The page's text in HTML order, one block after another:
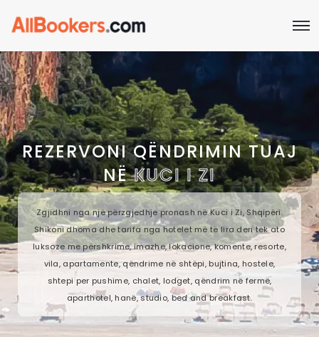
REZERVONI QËNDRIMIN TUAJ
NËKUCI I ZI
Zgjidhni nga një përzgjedhje pronash në Kuci i Zi, Shqipëri.
Shikoni dhoma dhe tarifa nga hotelet më të lira deri tek ato
luksoze me përshkrime, imazhe, lokacione, komente, resorte,
vila, apartamente, qëndrime në shtëpi, bujtina, hostele,
shtepi per pushime, chalet, lodget, qëndrim në fermë,
aparthotel, hanë, studio, bed and breakfast.